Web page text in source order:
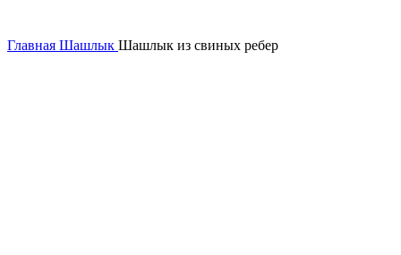
Главная Шашлык Шашлык из свиных ребер